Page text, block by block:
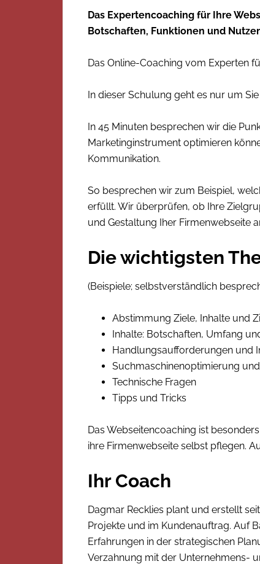
Das Expertencoaching für Ihre
Botschaften, Funktionen und
Das Online-Coaching vom Experten
In dieser Schulung geht es nur um
In 45 Minuten besprechen wir die
Marketinginstrument optimieren
Kommunikation.
So besprechen wir zum Beispiel,
erfüllt. Wir überprüfen, ob Ihre
und Gestaltung Iher Firmenwebseite
Die wichtigsten
(Beispiele; selbstverständlich
Abstimmung Ziele, Inhalte und
Inhalte: Botschaften, Umfang
Handlungsaufforderungen und
Suchmaschinenoptimierung
Technische Fragen
Tipps und Tricks
Das Webseitencoaching ist
ihre Firmenwebseite selbst pflegen.
Ihr Coach
Dagmar Recklies plant und erstellt
Projekte und im Kundenauftrag. Auf
Erfahrungen in der strategischen
Verzahnung mit der Unternehmens-